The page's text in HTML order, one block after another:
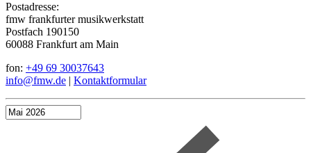
Postadresse:
fmw frankfurter musikwerkstatt
Postfach 190150
60088 Frankfurt am Main
fon: +49 69 30037643
info@fmw.de | Kontaktformular